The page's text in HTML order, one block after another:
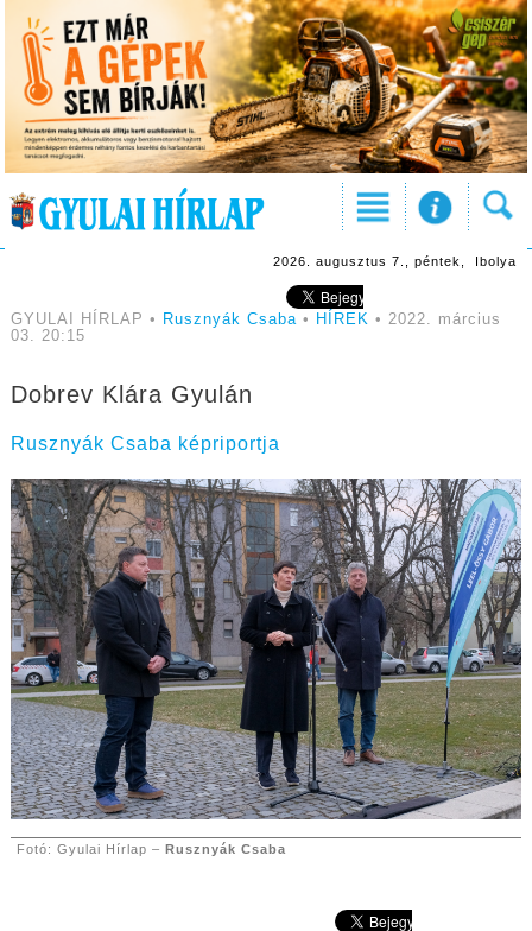
2026. augusztus 7., péntek, Ibolya
GYULAI HÍRLAP • Rusznyák Csaba• HÍREK • 2022. március
03. 20:15
Dobrev Klára Gyulán
Rusznyák Csaba képriportja
Fotó: Gyulai Hírlap – Rusznyák Csaba